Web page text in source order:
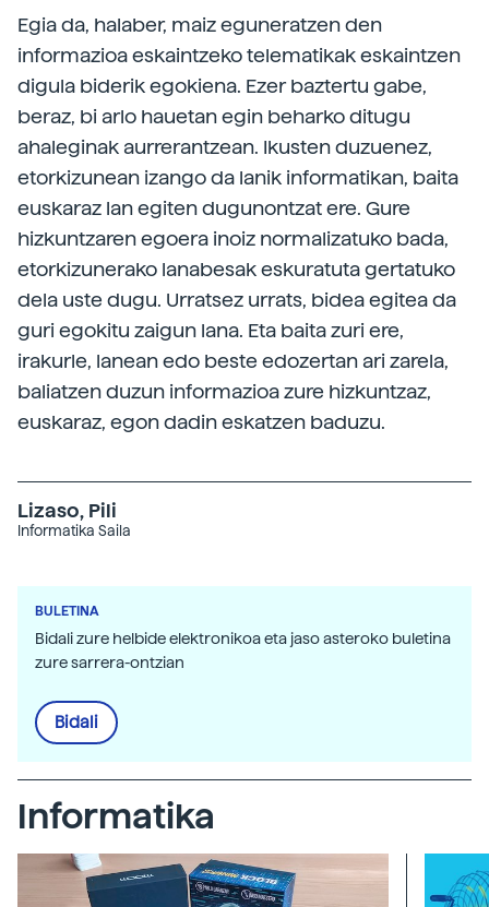
Egia da, halaber, maiz eguneratzen den
informazioa eskaintzeko telematikak eskaintzen
digula biderik egokiena. Ezer baztertu gabe,
beraz, bi arlo hauetan egin beharko ditugu
ahaleginak aurrerantzean. Ikusten duzuenez,
etorkizunean izango da lanik informatikan, baita
euskaraz lan egiten dugunontzat ere. Gure
hizkuntzaren egoera inoiz normalizatuko bada,
etorkizunerako lanabesak eskuratuta gertatuko
dela uste dugu. Urratsez urrats, bidea egitea da
guri egokitu zaigun lana. Eta baita zuri ere,
irakurle, lanean edo beste edozertan ari zarela,
baliatzen duzun informazioa zure hizkuntzaz,
euskaraz, egon dadin eskatzen baduzu.
Lizaso, Pili
Informatika Saila
BULETINA
Bidali zure helbide elektronikoa eta jaso asteroko buletina
zure sarrera-ontzian
Bidali
Informatika